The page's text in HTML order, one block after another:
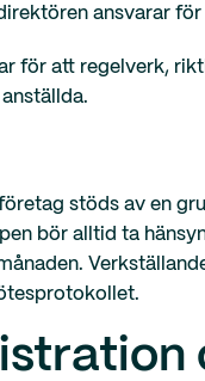
ansvarar
för att regelverk,
stöds av en
bör alltid ta